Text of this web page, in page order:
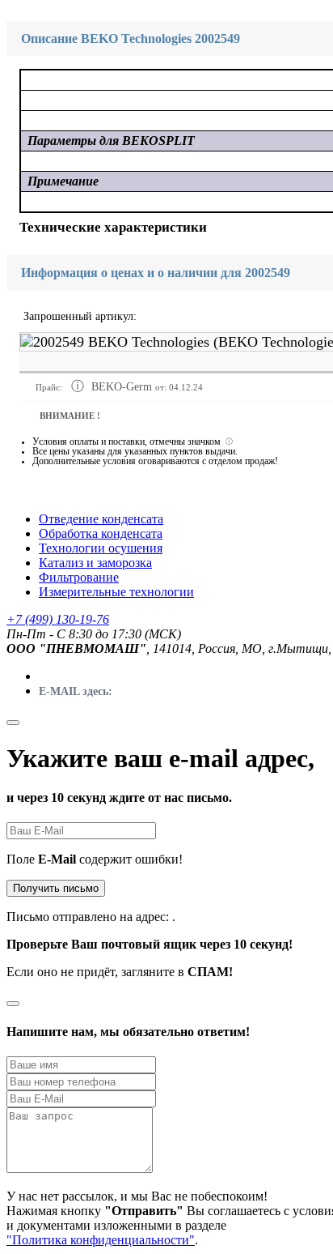
Описание BEKO Technologies 2002549
Технические характеристики
Параметры для BEKOSPLIT
Примечание
Информация о ценах и о наличии для 2002549
Запрошенный артикул:
Прайс: BEKO-Germ от: 04.12.24
ВНИМАНИЕ !
Условия оплаты и поставки , отмечны значком ⓘ
Все цены указаны для указанных пунктов выдачи
Дополнительные условия оговариваются с отделом продаж!
Отведение конденсата
Обработка конденсата
Технологии осушения
Катализ и заморозка
Фильтрование
Измерительные технологии
+7 (499) 130-19-76
Пн-Пт - C 8:30 до 17:30 (МСК)
ООО "ПНЕВМОМАШ" , 141014, Россия, МО, г.Мытищи,
E-MAIL здесь:
Укажите ваш e-mail адрес,
и через 10 секунд ждите от нас письмо.
Поле E-Mail содержит ошибки!
Получить письмо
Письмо отправлено на адрес: .
Проверьте Ваш почтовый ящик через 10 секунд!
Если оно не придёт, загляните в СПАМ!
Напишите нам, мы обязательно ответим!
У нас нет рассылок, и мы Вас не побеспокоим!
Нажимая кнопку "Отправить" Вы соглашаетесь с
и документами изложенными в разделе
"Политика конфиденциальности".